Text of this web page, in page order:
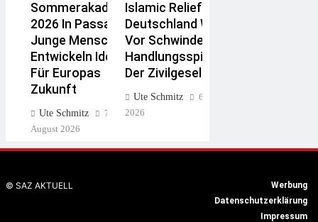
Sommerakademie
2026 In Passau:
Junge Menschen
Entwickeln Ideen
Für Europas
Zukunft
Ute Schmitz
7.
August 2026
Islamic Relief
Deutschland Warnt
Vor Schwindendem
Handlungsspielraum
Der Zivilgesellschaft
Ute Schmitz
6. August
2026
Verband Fordert
© SAZ AKTUELL
Werbung
Datenschutzerklärung
Impressum